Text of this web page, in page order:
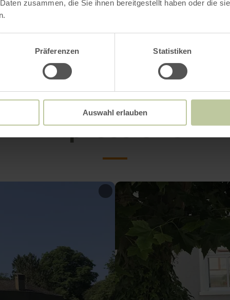
zusammen, die Sie ihnen bereitgestellt haben oder die
Präferenzen Statistiken
Auswahl erlauben
ist eine
Voranmeldung hier
Impressionen